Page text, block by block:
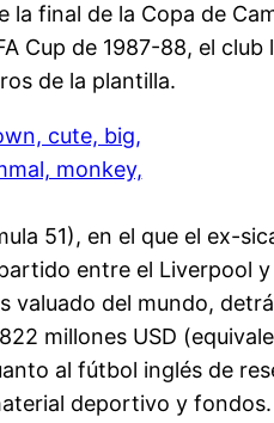
final de la Copa de
Cup de 1987-88, el
de la plantilla.
51), en el que el ex-
entre el Liverpool
del mundo,
millones USD
al fútbol inglés de
deportivo y